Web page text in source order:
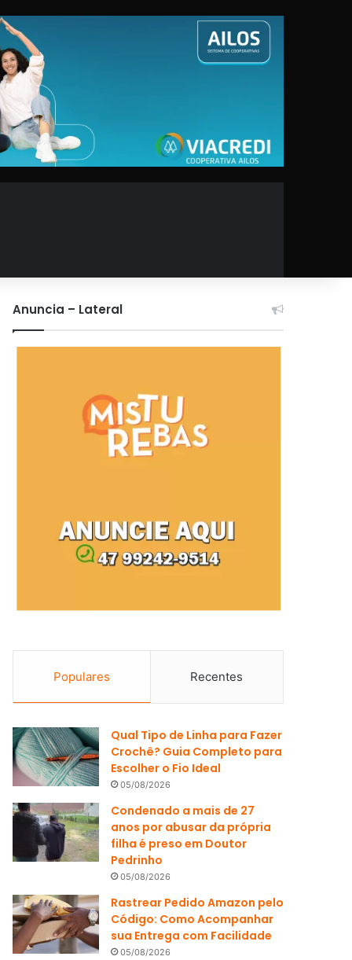
Anuncia – Lateral
Populares Recentes
Qual Tipo de Linha para Fazer
Crochê? Guia Completo para
Escolher o Fio Ideal
05/08/2026
Condenado a mais de 27
anos por abusar da própria
filha é preso em Doutor
Pedrinho
05/08/2026
Rastrear Pedido Amazon pelo
Código: Como Acompanhar
sua Entrega com Facilidade
05/08/2026